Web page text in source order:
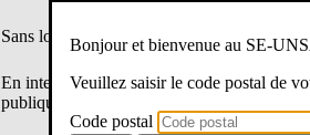
Sans locaux, c’est l’ensemble des
En intersyndicale, l’UNSA dénonce une
publiques et le dialogue social.
Bonjour et bienvenue au SE-
Veuillez saisir le code postal de
Code postal